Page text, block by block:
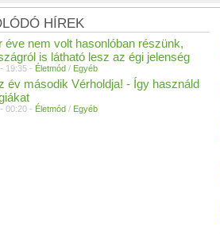
HÍREK
éve nem volt hasonlóban részünk,
is látható lesz az égi jelenség
19:35 - Életmód / Egyéb
év második Vérholdja! - Így használd
00:20 - Életmód / Egyéb